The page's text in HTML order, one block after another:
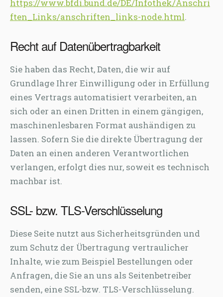
https://www.bfdi.bund.de/DE/Infothek/Anschri
ften_Links/anschriften_links-node.html.
Recht auf Datenübertragbarkeit
Sie haben das Recht, Daten, die wir auf
Grundlage Ihrer Einwilligung oder in Erfüllung
eines Vertrags automatisiert verarbeiten, an
sich oder an einen Dritten in einem gängigen,
maschinenlesbaren Format aushändigen zu
lassen. Sofern Sie die direkte Übertragung der
Daten an einen anderen Verantwortlichen
verlangen, erfolgt dies nur, soweit es technisch
machbar ist.
SSL- bzw. TLS-Verschlüsselung
Diese Seite nutzt aus Sicherheitsgründen und
zum Schutz der Übertragung vertraulicher
Inhalte, wie zum Beispiel Bestellungen oder
Anfragen, die Sie an uns als Seitenbetreiber
senden, eine SSL-bzw. TLS-Verschlüsselung.